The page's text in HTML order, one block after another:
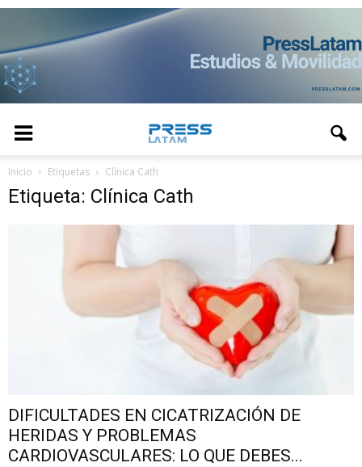
Inicio Etiquetas Clínica Cath
Etiqueta: Clínica Cath
DIFICULTADES EN CICATRIZACIÓN DE
HERIDAS Y PROBLEMAS
CARDIOVASCULARES: LO QUE DEBES...